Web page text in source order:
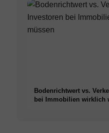
Bodenrichtwert vs.
bei Immobilien wirklich